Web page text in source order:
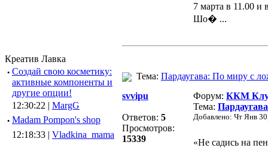
Креатив Лавка
· Создай свою косметику:
активные компоненты и
другие опции!
12:30:22 | MargG
· Madam Pompon's shop
12:18:33 | Vladkina_mama
7 марта в 11.00 и
Шо� ...
Тема: Пардаугава: По миру с
svvipu
Ответов: 5
Просмотров:
15339
Форум: ККМ
Тема:
Добавлено: Чт Янв
«Не садись на